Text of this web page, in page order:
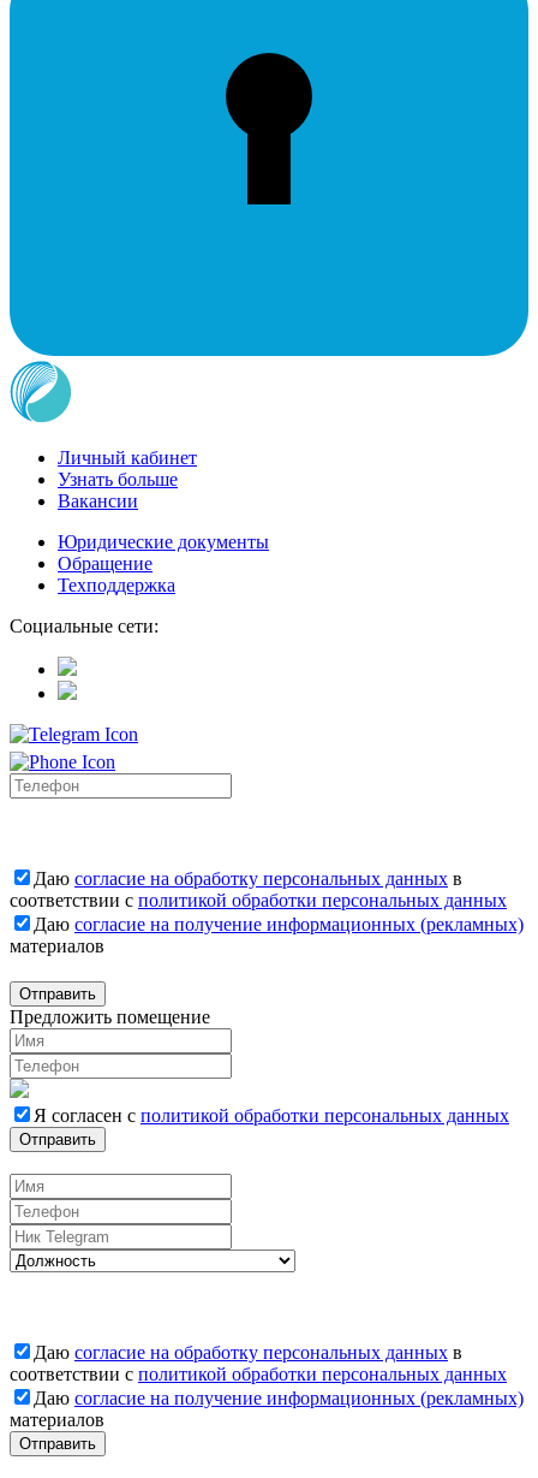
Личный кабинет
Узнать больше
Вакансии
Юридические документы
Обращение
Техподдержка
Социальные сети:
Даю согласие на обработку персональных данных в
соответствии с политикой обработки персональных данных
Даю согласие на получение информационных (рекламных)
материалов
Отправить
Предложить помещение
Я согласен с политикой обработки персональных данных
Отправить
Даю согласие на обработку персональных данных в
соответствии с политикой обработки персональных данных
Даю согласие на получение информационных (рекламных)
материалов
Отправить